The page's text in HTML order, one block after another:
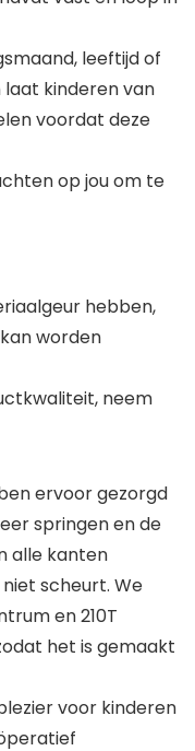
leeftijd of
kinderen van
voordat deze
op jou om te
hebben,
worden
neem
ervoor gezorgd
springen en de
alle kanten
scheurt. We
en 210T
het is gemaakt
voor kinderen